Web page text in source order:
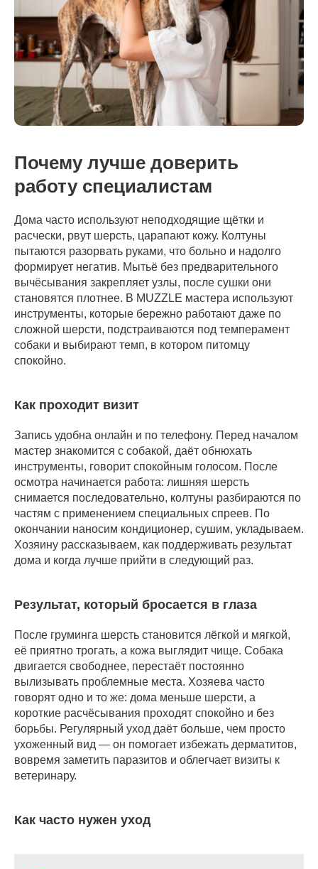
Почему лучше доверить
работу специалистам
Дома часто используют неподходящие щётки и
расчески, рвут шерсть, царапают кожу. Колтуны
пытаются разорвать руками, что больно и надолго
формирует негатив. Мытьё без предварительного
вычёсывания закрепляет узлы, после сушки они
становятся плотнее. В MUZZLE мастера используют
инструменты, которые бережно работают даже по
сложной шерсти, подстраиваются под темперамент
собаки и выбирают темп, в котором питомцу
спокойно.
Как проходит визит
Запись удобна онлайн и по телефону. Перед началом
мастер знакомится с собакой, даёт обнюхать
инструменты, говорит спокойным голосом. После
осмотра начинается работа: лишняя шерсть
снимается последовательно, колтуны разбираются по
частям с применением специальных спреев. По
окончании наносим кондиционер, сушим, укладываем.
Хозяину рассказываем, как поддерживать результат
дома и когда лучше прийти в следующий раз.
Результат, который бросается в глаза
После груминга шерсть становится лёгкой и мягкой,
её приятно трогать, а кожа выглядит чище. Собака
двигается свободнее, перестаёт постоянно
вылизывать проблемные места. Хозяева часто
говорят одно и то же: дома меньше шерсти, а
короткие расчёсывания проходят спокойно и без
борьбы. Регулярный уход даёт больше, чем просто
ухоженный вид — он помогает избежать дерматитов,
вовремя заметить паразитов и облегчает визиты к
ветеринару.
Как часто нужен уход